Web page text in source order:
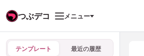
つぶデコ メニュー
テンプレート 最近の履歴